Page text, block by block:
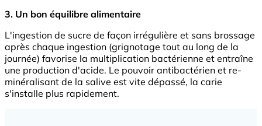
3. Un bon équilibre alimentaire
L'ingestion de sucre de façon irrégulière et sans brossage
après chaque ingestion (grignotage tout au long de la
journée) favorise la multiplication bactérienne et entraîne
une production d'acide. Le pouvoir antibactérien et re-
minéralisant de la salive est vite dépassé, la carie
s'installe plus rapidement.